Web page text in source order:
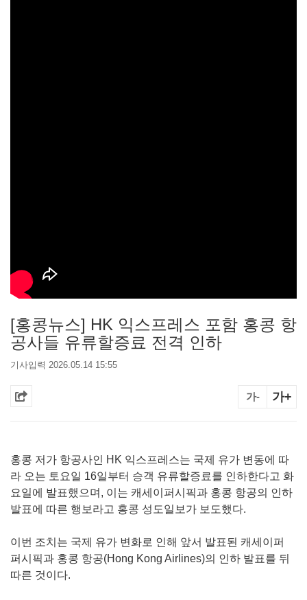
[홍콩뉴스] HK 익스프레스 포함 홍콩 항
공사들 유류할증료 전격 인하
기사입력 2026.05.14 15:55
가- 가+
홍콩 저가 항공사인 HK 익스프레스는 국제 유가 변동에 따
라 오는 토요일 16일부터 승객 유류할증료를 인하한다고 화
요일에 발표했으며, 이는 캐세이퍼시픽과 홍콩 항공의 인하
발표에 따른 행보라고 홍콩 성도일보가 보도했다.
이번 조치는 국제 유가 변화로 인해 앞서 발표된 캐세이퍼
퍼시픽과 홍콩 항공(Hong Kong Airlines)의 인하 발표를 뒤
따른 것이다.